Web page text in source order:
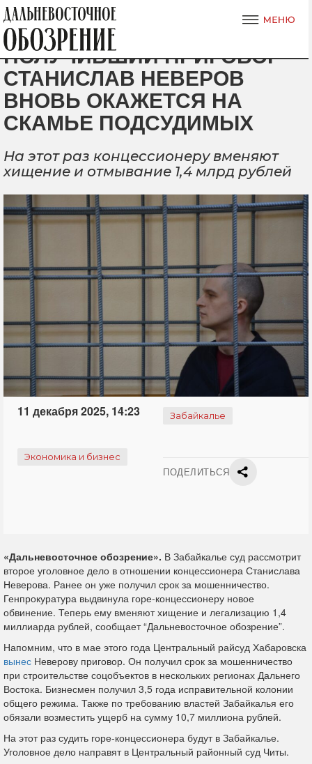
ПОЛУЧИВШИЙ ПРИГОВОР
СТАНИСЛАВ НЕВЕРОВ
ВНОВЬ ОКАЖЕТСЯ НА
СКАМЬЕ ПОДСУДИМЫХ
На этот раз концессионеру вменяют
хищение и отмывание 1,4 млрд рублей
11 декабря 2025, 14:23 Забайкалье
Экономика и бизнес
ПОДЕЛИТЬСЯ
«Дальневосточное обозрение». В Забайкалье суд рассмотрит
второе уголовное дело в отношении концессионера Станислава
Неверова. Ранее он уже получил срок за мошенничество.
Генпрокуратура выдвинула горе-концессионеру новое
обвинение. Теперь ему вменяют хищение и легализацию 1,4
миллиарда рублей, сообщает “Дальневосточное обозрение”.
Напомним, что в мае этого года Центральный райсуд Хабаровска
вынес Неверову приговор. Он получил срок за мошенничество
при строительстве соцобъектов в нескольких регионах Дальнего
Востока. Бизнесмен получил 3,5 года исправительной колонии
общего режима. Также по требованию властей Забайкалья его
обязали возместить ущерб на сумму 10,7 миллиона рублей.
На этот раз судить горе-концессионера будут в Забайкалье.
Уголовное дело направят в Центральный районный суд Читы.